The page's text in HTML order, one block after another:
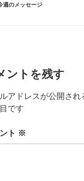
週のメッセージ
ントを残す
アドレスが公開され
です
ト ※